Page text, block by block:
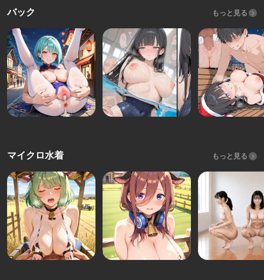
バック もっと見る
マイクロ水着 もっと見る